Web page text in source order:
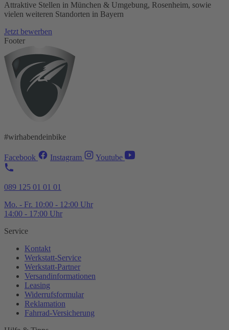
Attraktive Stellen in München & Umgebung, Rosenheim, sowie
vielen weiteren Standorten in Bayern
Jetzt bewerben
Footer
#wirhabendeinbike
Facebook Instagram Youtube
089 125 01 01 01
Mo. - Fr. 10:00 - 12:00 Uhr
14:00 - 17:00 Uhr
Service
Kontakt
Werkstatt-Service
Werkstatt-Partner
Versandinformationen
Leasing
Widerrufsformular
Reklamation
Fahrrad-Versicherung